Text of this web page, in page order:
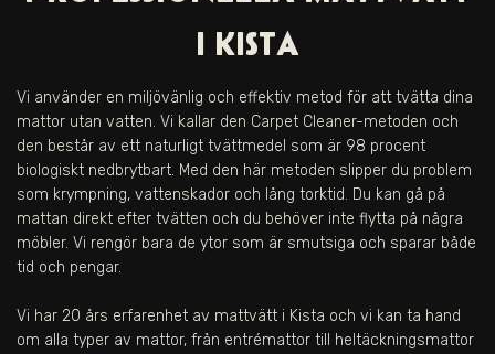
I KISTA
Vi använder en miljövänlig och effektiv metod för att tvätta dina
mattor utan vatten. Vi kallar den Carpet Cleaner-metoden och
den består av ett naturligt tvättmedel som är 98 procent
biologiskt nedbrytbart. Med den här metoden slipper du problem
som krympning, vattenskador och lång torktid. Du kan gå på
mattan direkt efter tvätten och du behöver inte flytta på några
möbler. Vi rengör bara de ytor som är smutsiga och sparar både
tid och pengar.
Vi har 20 års erfarenhet av mattvätt i Kista och vi kan ta hand
om alla typer av mattor, från entrémattor till heltäckningsmattor